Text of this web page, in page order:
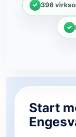
396
Start